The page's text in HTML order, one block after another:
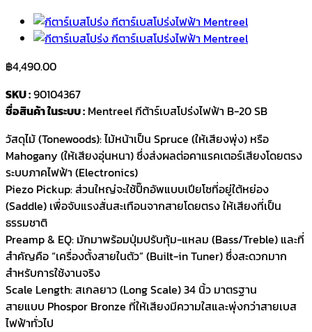
฿4,490.00
SKU :90104367
ชื่อสินค้า ในระบบ : Mentreel กีต้าร์เบสโปร่งไฟฟ้า B-20 SB
วัสดุไม้ (Tonewoods): ไม้หน้าเป็น Spruce (ให้เสียงพุ่ง) หรือ
Mahogany (ให้เสียงอุ่นหนา) ซึ่งส่งผลต่อคาแรคเตอร์เสียงโดยตรง
ระบบภาคไฟฟ้า (Electronics)
Piezo Pickup: ส่วนใหญ่จะใช้ปิ๊กอัพแบบเปียโซที่อยู่ใต้หย่อง
(Saddle) เพื่อจับแรงสั่นสะเทือนจากสายโดยตรง ให้เสียงที่เป็น
ธรรมชาติ
Preamp & EQ: มักมาพร้อมปุ่มปรับทุ้ม-แหลม (Bass/Treble) และที่
สำคัญคือ “เครื่องตั้งสายในตัว” (Built-in Tuner) ซึ่งสะดวกมาก
สำหรับการใช้งานจริง
Scale Length: สเกลยาว (Long Scale) 34 นิ้ว มาตรฐาน
สายแบบ Phospor Bronze ที่ให้เสียงมีความใสและพุ่งกว่าสายเบส
ไฟฟ้าทั่วไป